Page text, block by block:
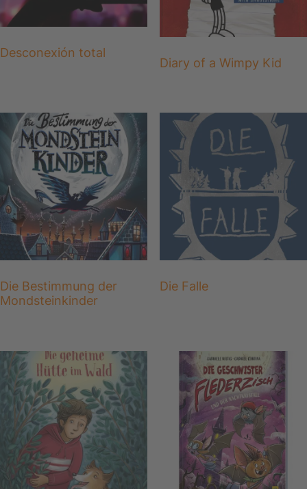
Desconexión total
Diary of a Wimpy Kid
Die Bestimmung der
Mondsteinkinder
Die Falle